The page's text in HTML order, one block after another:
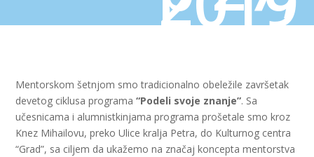
Mentorskom šetnjom smo tradicionalno obeležile završetak
devetog ciklusa programa“Podeli svoje znanje”. Sa
učesnicama i alumnistkinjama programa prošetale smo kroz
Knez Mihailovu, preko Ulice kralja Petra, do Kulturnog centra
“Grad”, sa ciljem da ukažemo na značaj koncepta mentorstva